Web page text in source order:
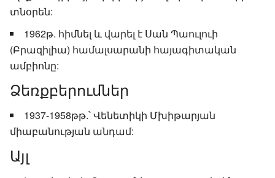
տնօրեն:
1962թ. հիմնել և վարել է Սան Պաուլուի
(Բրազիլիա) համալսարանի հայագիտական
ամբիոնը:
Ձեռքբերումներ
1937-1958թթ.՝ Վենետիկի Մխիթարյան
միաբանության անդամ:
Այլ